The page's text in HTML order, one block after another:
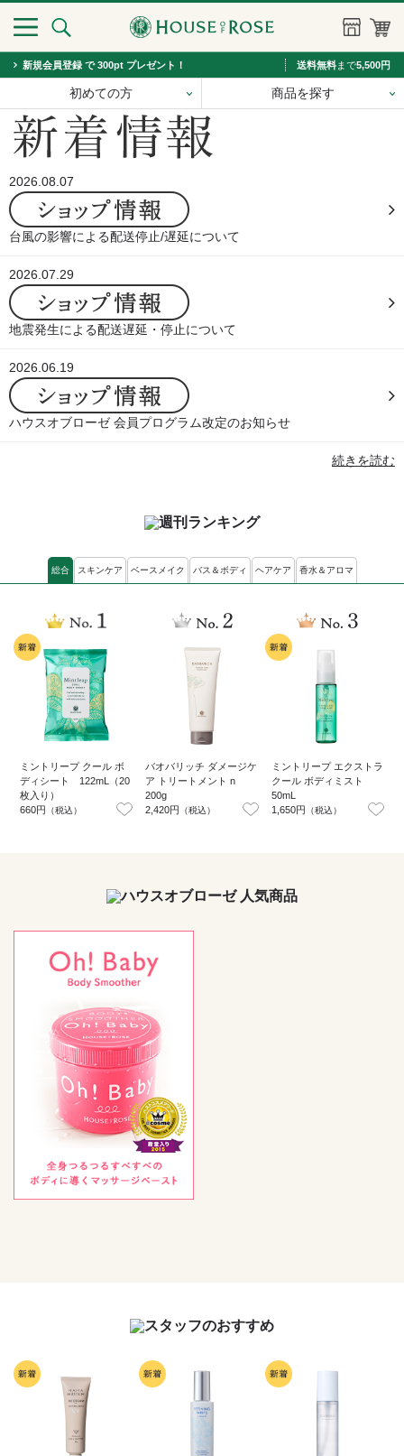
新規会員登録 で 300pt プレゼント！ 送料無料まで5,500円
初めての方 商品を探す
2026.08.07
台風の影響による配送停止/遅延について
2026.07.29
地震発生による配送遅延・停止について
2026.06.19
ハウスオブローゼ 会員プログラム改定のお知らせ
続きを読む
総合 スキンケア ベースメイク バス＆ボディ ヘアケア 香水＆アロマ
ミントリープ クール ボ
ディシート 122mL（20
枚入り）
660円 （税込）
バオバリッチ ダメージケ
ア トリートメント n
200g
2,420円
（税込）
ミントリープ エクストラ
クール ボディミスト
50mL
1,650円 （税込）